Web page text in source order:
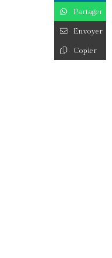
Partager
Envoyer
Copier